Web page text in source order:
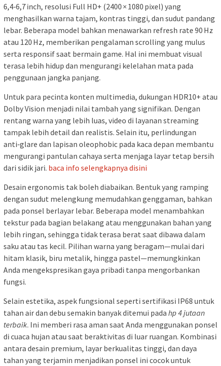
6,4‑6,7 inch, resolusi Full HD+ (2400 × 1080 pixel) yang
menghasilkan warna tajam, kontras tinggi, dan sudut pandang
lebar. Beberapa model bahkan menawarkan refresh rate 90 Hz
atau 120 Hz, memberikan pengalaman scrolling yang mulus
serta responsif saat bermain game. Hal ini membuat visual
terasa lebih hidup dan mengurangi kelelahan mata pada
penggunaan jangka panjang.
Untuk para pecinta konten multimedia, dukungan HDR10+ atau
Dolby Vision menjadi nilai tambah yang signifikan. Dengan
rentang warna yang lebih luas, video di layanan streaming
tampak lebih detail dan realistis. Selain itu, perlindungan
anti‑glare dan lapisan oleophobic pada kaca depan membantu
mengurangi pantulan cahaya serta menjaga layar tetap bersih
dari sidik jari. baca info selengkapnya disini
Desain ergonomis tak boleh diabaikan. Bentuk yang ramping
dengan sudut melengkung memudahkan genggaman, bahkan
pada ponsel berlayar lebar. Beberapa model menambahkan
tekstur pada bagian belakang atau menggunakan bahan yang
lebih ringan, sehingga tidak terasa berat saat dibawa dalam
saku atau tas kecil. Pilihan warna yang beragam—mulai dari
hitam klasik, biru metalik, hingga pastel—memungkinkan
Anda mengekspresikan gaya pribadi tanpa mengorbankan
fungsi.
Selain estetika, aspek fungsional seperti sertifikasi IP68 untuk
tahan air dan debu semakin banyak ditemui pada hp 4 jutaan
terbaik. Ini memberi rasa aman saat Anda menggunakan ponsel
di cuaca hujan atau saat beraktivitas di luar ruangan. Kombinasi
antara desain premium, layar berkualitas tinggi, dan daya
tahan yang terjamin menjadikan ponsel ini cocok untuk